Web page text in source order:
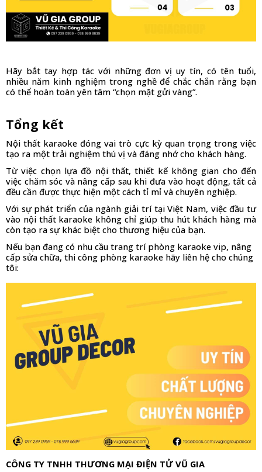
Hãy bắt tay hợp tác với những đơn vị uy tín, có tên tuổi,
nhiều năm kinh nghiệm trong nghề để chắc chắn rằng bạn
có thể hoàn toàn yên tâm “chọn mặt gửi vàng”.
Tổng kết
Nội thất karaoke đóng vai trò cực kỳ quan trọng trong việc
tạo ra một trải nghiệm thú vị và đáng nhớ cho khách hàng.
Từ việc chọn lựa đồ nội thất, thiết kế không gian cho đến
việc chăm sóc và nâng cấp sau khi đưa vào hoạt động, tất cả
đều cần được thực hiện một cách tỉ mỉ và chuyên nghiệp.
Với sự phát triển của ngành giải trí tại Việt Nam, việc đầu tư
vào nội thất karaoke không chỉ giúp thu hút khách hàng mà
còn tạo ra sự khác biệt cho thương hiệu của bạn.
Nếu bạn đang có nhu cầu trang trí phòng karaoke vip, nâng
cấp sửa chữa, thi công phòng karaoke hãy liên hệ cho chúng
tôi:
CÔNG TY TNHH THƯƠNG MẠI ĐIỆN TỬ VŨ GIA